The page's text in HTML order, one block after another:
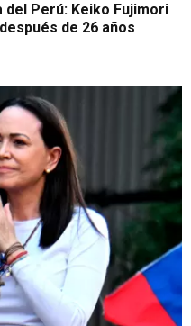
del Perú: Keiko Fujimori
de 26 años